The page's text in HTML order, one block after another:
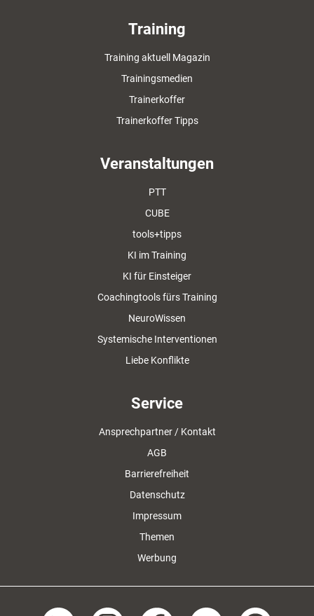
Training
Training aktuell Magazin
Trainingsmedien
Trainerkoffer
Trainerkoffer Tipps
Veranstaltungen
PTT
CUBE
tools+tipps
KI im Training
KI für Einsteiger
Coachingtools fürs Training
NeuroWissen
Systemische Interventionen
Liebe Konflikte
Service
Ansprechpartner / Kontakt
AGB
Barrierefreiheit
Datenschutz
Impressum
Themen
Werbung